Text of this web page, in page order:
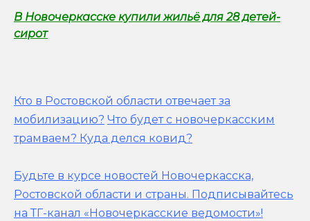
В Новочеркасске купили жильё для 28 детей-
сирот
Кто в Ростовской области отвечает за
мобилизацию? Что будет с новочеркасским
трамваем? Куда делся ковид?
Будьте в курсе новостей Новочеркасска,
Ростовской области и страны. Подписывайтесь
на ТГ-канал «Новочеркасские ведомости»!